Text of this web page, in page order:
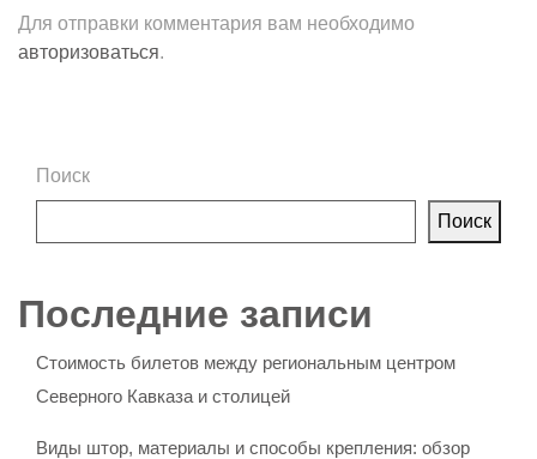
Для отправки комментария вам необходимо
авторизоваться.
Поиск
Поиск
Последние записи
Стоимость билетов между региональным центром
Северного Кавказа и столицей
Виды штор, материалы и способы крепления: обзор